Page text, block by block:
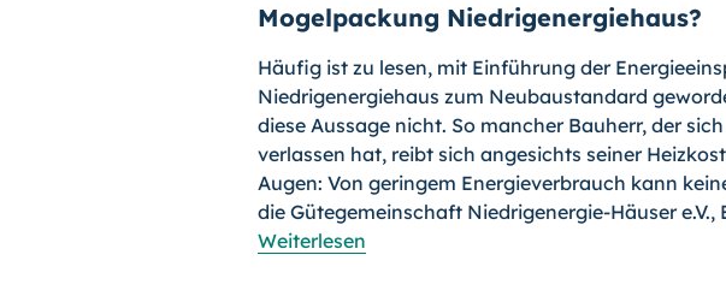
Mogelpackung Niedrigenergiehaus?
Häufig ist zu lesen, mit Einführung der
Niedrigenergiehaus zum Neubaustandard
diese Aussage nicht. So mancher Bauherr, der
verlassen hat, reibt sich angesichts seiner
Augen: Von geringem Energieverbrauch kann
die Gütegemeinschaft Niedrigenergie-Häuser
Weiterlesen